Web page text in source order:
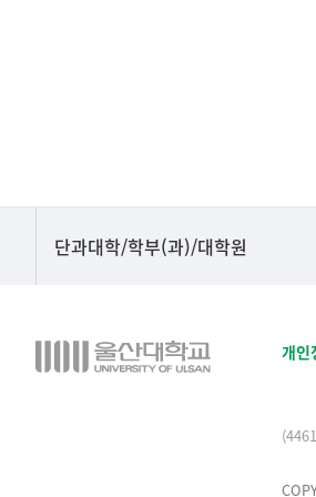
단과대학/학부(과)/대학원
▷일본어·일본학과
개인